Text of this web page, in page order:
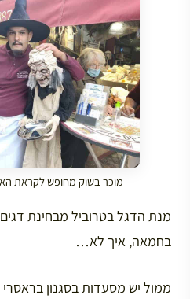
מוכר בשוק מחופש לקראת
מנת הדגל בטרוביל מבחינת
בחמאה, איך לא…
ממול יש מסעדות בסגנון